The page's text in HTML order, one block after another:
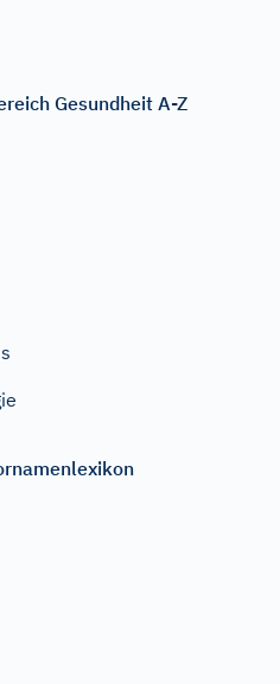
Gesundheit A-Z